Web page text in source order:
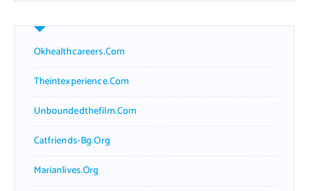
Okhealthcareers.com
Theintexperience.com
Unboundedthefilm.com
Catfriends-Bg.org
Marianlives.org